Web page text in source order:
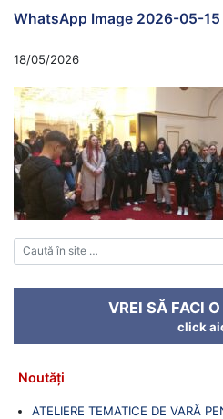
WhatsApp Image 2026-05-
18/05/2026
VREI SĂ FACI
click
Noutăți
ATELIERE TEMATICE DE VARĂ